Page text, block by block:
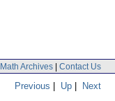
Math Archives | Contact Us
Previous | Up | Next